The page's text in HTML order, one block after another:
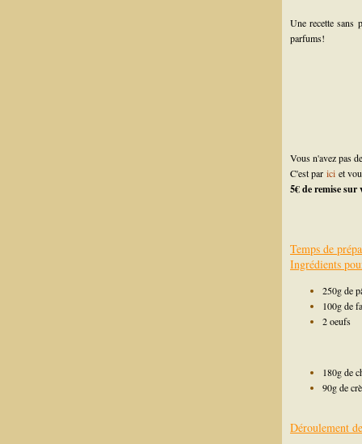
Une recette sans
parfums!
Vous n'avez pas
C'est par ici et
5€ de remise sur
Temps de
Ingrédients
250g de
100g de
2 oeufs
180g de
90g de
Déroulement